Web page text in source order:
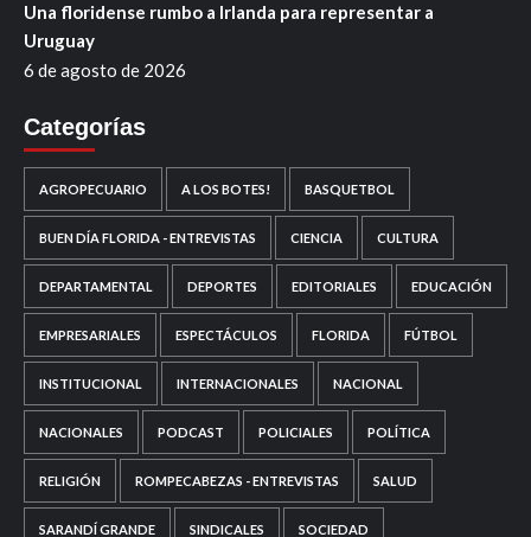
Una floridense rumbo a Irlanda para representar a
Uruguay
6 de agosto de 2026
Categorías
AGROPECUARIO A LOS BOTES! BASQUETBOL
BUEN DÍA FLORIDA - ENTREVISTAS CIENCIA CULTURA
DEPARTAMENTAL DEPORTES EDITORIALES EDUCACIÓN
EMPRESARIALES ESPECTÁCULOS FLORIDA FÚTBOL
INSTITUCIONAL INTERNACIONALES NACIONAL
NACIONALES PODCAST POLICIALES POLÍTICA
RELIGIÓN ROMPECABEZAS - ENTREVISTAS SALUD
SARANDÍ GRANDE SINDICALES SOCIEDAD